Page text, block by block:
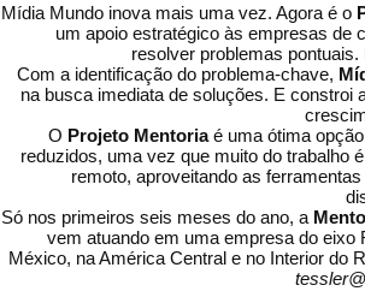
Mídia Mundo inova mais uma vez. Agora é o
um apoio estratégico às empresas de
resolver problemas pontuais.
Com a identificação do problema-chave,
na busca imediata de soluções. E constroi
O Projeto Mentoriaé uma ótima
reduzidos, uma vez que muito do trabalho
remoto, aproveitando as
Só nos primeiros seis meses do ano, a
vem atuando em uma empresa do eixo
México, na América Central e no Interior do